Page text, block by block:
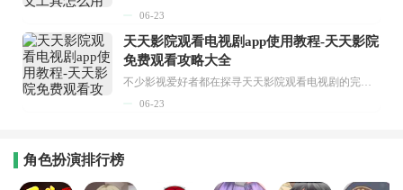
06-23
天天影院观看电视剧app使用教程-天天影院
免费观看攻略大全
06-23
角色扮演排行榜